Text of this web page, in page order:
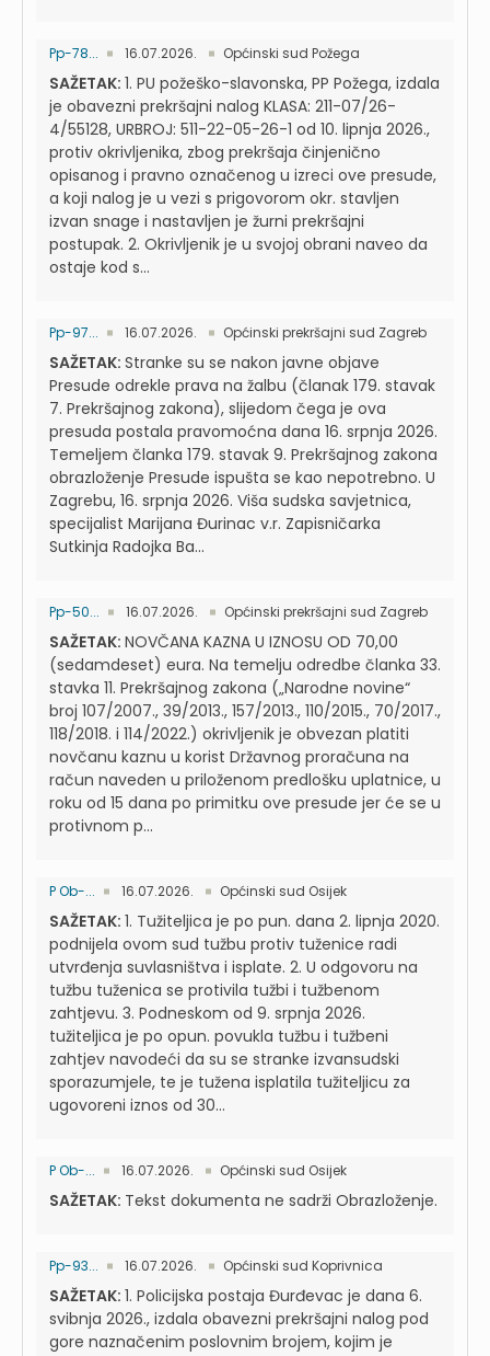
Pp-78... 16.07.2026. Općinski sud Požega
SAŽETAK: 1. PU požeško-slavonska, PP Požega, izdala
je obavezni prekršajni nalog KLASA: 211-07/26-
4/55128, URBROJ: 511-22-05-26-1 od 10. lipnja 2026.,
protiv okrivljenika, zbog prekršaja činjenično
opisanog i pravno označenog u izreci ove presude,
a koji nalog je u vezi s prigovorom okr. stavljen
izvan snage i nastavljen je žurni prekršajni
postupak. 2. Okrivljenik je u svojoj obrani naveo da
ostaje kod s...
Pp-97... 16.07.2026. Općinski prekršajni sud Zagreb
SAŽETAK: Stranke su se nakon javne objave
Presude odrekle prava na žalbu (članak 179. stavak
7. Prekršajnog zakona), slijedom čega je ova
presuda postala pravomoćna dana 16. srpnja 2026.
Temeljem članka 179. stavak 9. Prekršajnog zakona
obrazloženje Presude ispušta se kao nepotrebno. U
Zagrebu, 16. srpnja 2026. Viša sudska savjetnica,
specijalist Marijana Đurinac v.r. Zapisničarka
Sutkinja Radojka Ba...
Pp-50... 16.07.2026. Općinski prekršajni sud Zagreb
SAŽETAK: NOVČANA KAZNA U IZNOSU OD 70,00
(sedamdeset) eura. Na temelju odredbe članka 33.
stavka 11. Prekršajnog zakona („Narodne novine“
broj 107/2007., 39/2013., 157/2013., 110/2015., 70/2017.,
118/2018. i 114/2022.) okrivljenik je obvezan platiti
novčanu kaznu u korist Državnog proračuna na
račun naveden u priloženom predlošku uplatnice, u
roku od 15 dana po primitku ove presude jer će se u
protivnom p...
P Ob-... 16.07.2026. Općinski sud Osijek
SAŽETAK: 1. Tužiteljica je po pun. dana 2. lipnja 2020.
podnijela ovom sud tužbu protiv tuženice radi
utvrđenja suvlasništva i isplate. 2. U odgovoru na
tužbu tuženica se protivila tužbi i tužbenom
zahtjevu. 3. Podneskom od 9. srpnja 2026.
tužiteljica je po opun. povukla tužbu i tužbeni
zahtjev navodeći da su se stranke izvansudski
sporazumjele, te je tužena isplatila tužiteljicu za
ugovoreni iznos od 30...
P Ob-... 16.07.2026. Općinski sud Osijek
SAŽETAK: Tekst dokumenta ne sadrži Obrazloženje.
Pp-93... 16.07.2026. Općinski sud Koprivnica
SAŽETAK: 1. Policijska postaja Đurđevac je dana 6.
svibnja 2026., izdala obavezni prekršajni nalog pod
gore naznačenim poslovnim brojem, kojim je